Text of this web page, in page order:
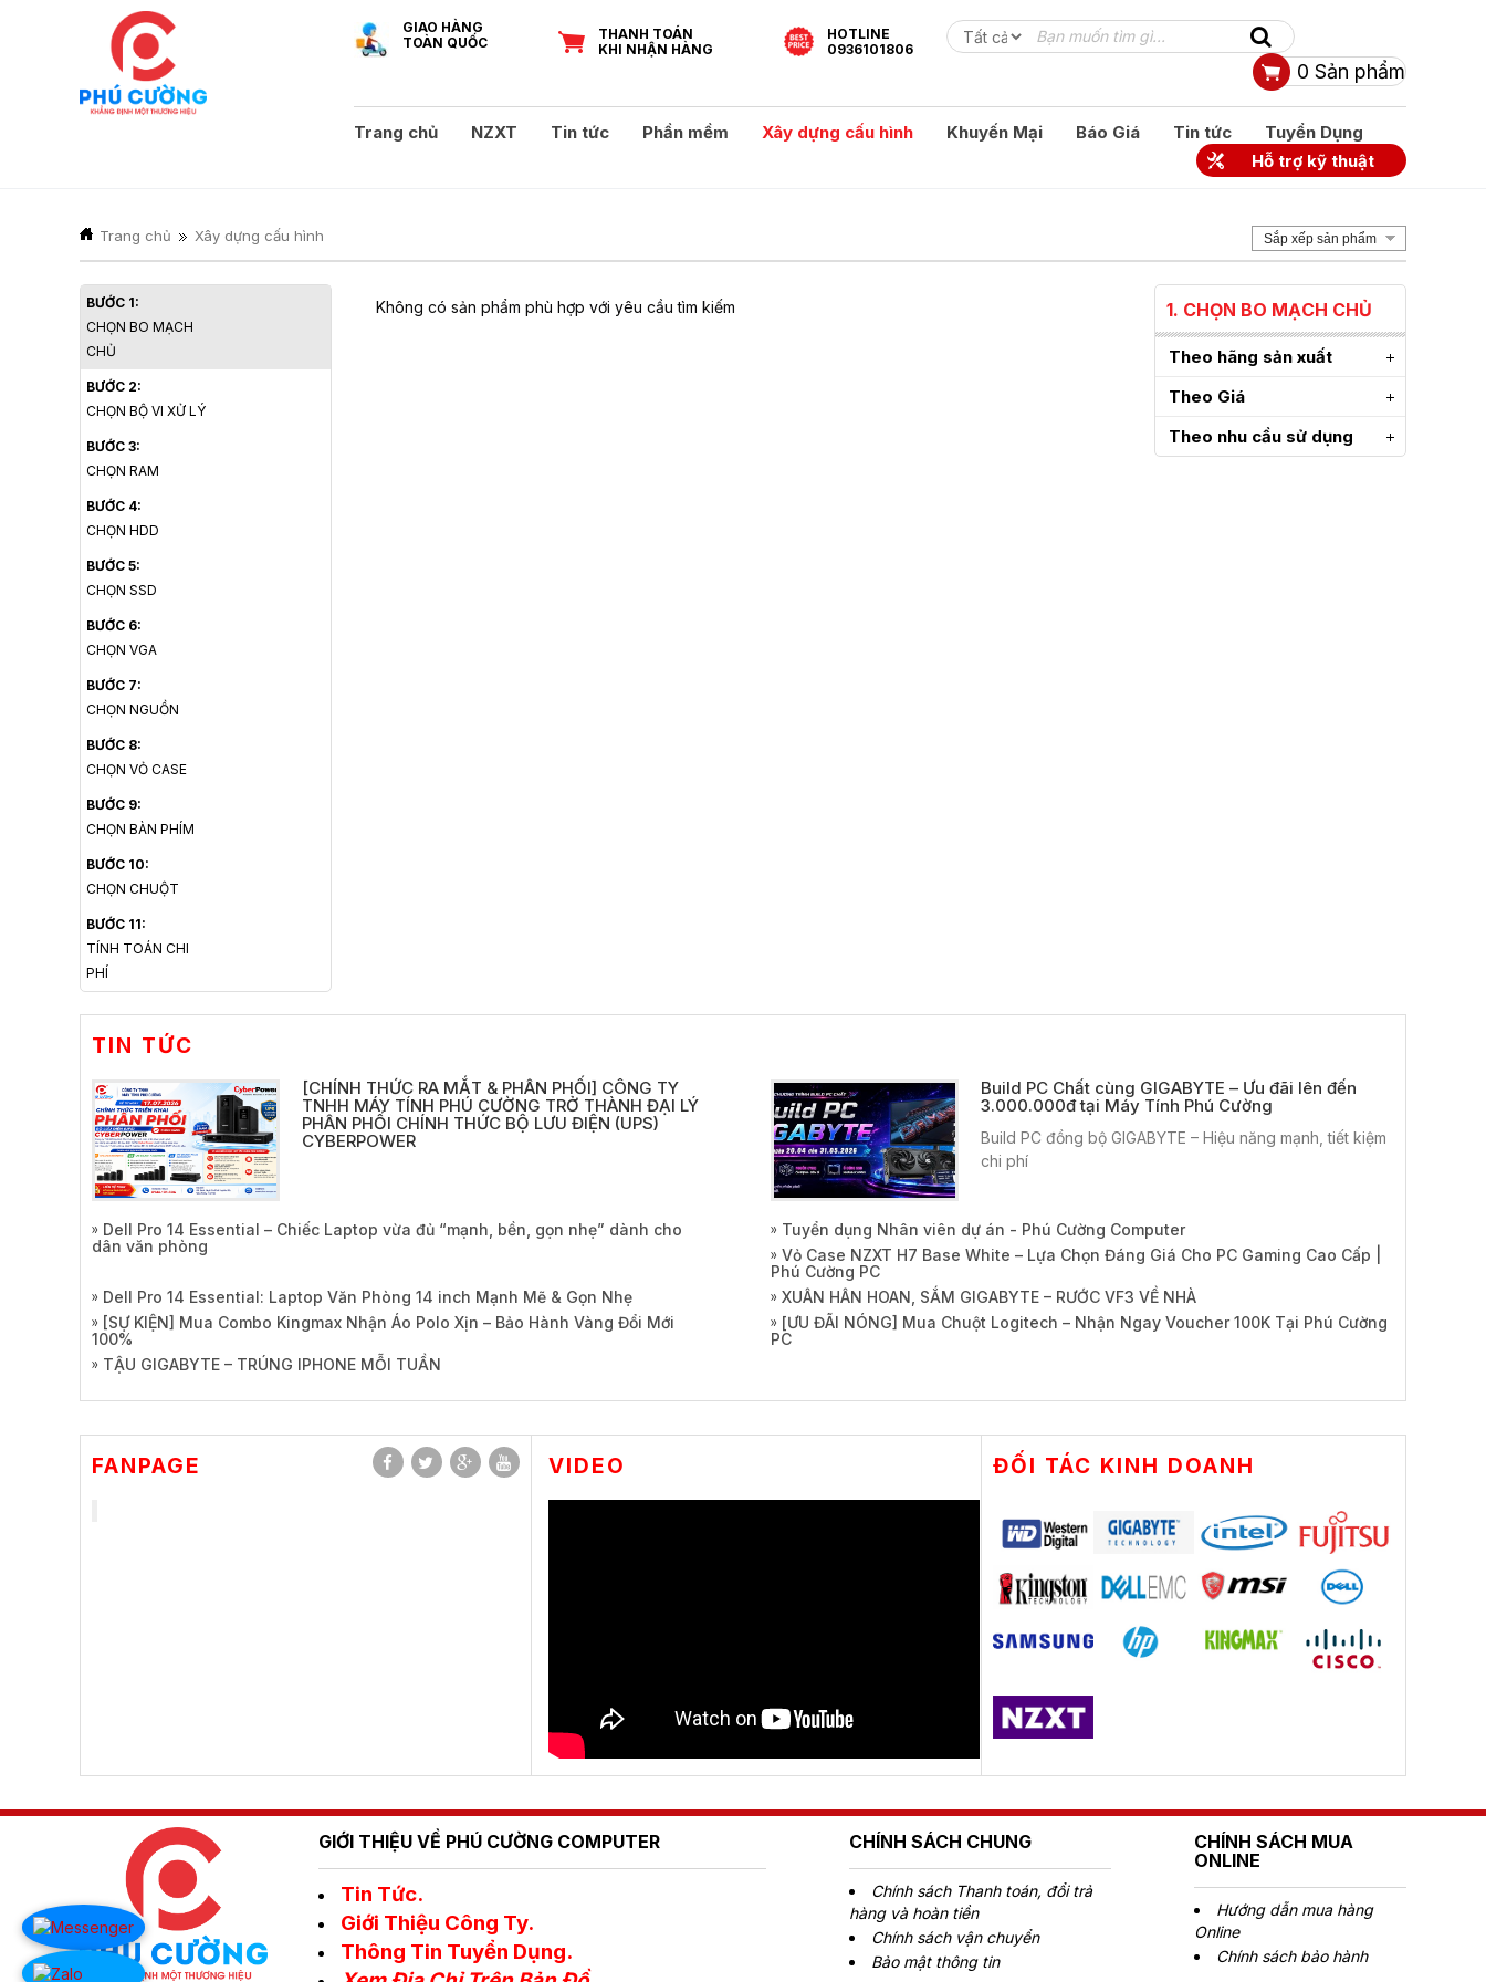
GIAO HÀNG
TOÀN QUỐC
THANH TOÁN
KHI NHẬN HÀNG
HOTLINE
0936101806
0 Sản phẩm
Trang chủ NZXT Tin tức Phần mềm Xây dựng cấu hình Khuyến Mại Báo Giá Tin tức
Tuyển Dụng
Hỗ trợ kỹ thuật
Trang chủ Xây dựng cấu hình Sắp xếp sản phẩm
BƯỚC 1:
CHỌN BO MẠCH
CHỦ
BƯỚC 2:
CHỌN BỘ VI XỬ LÝ
BƯỚC 3:
CHỌN RAM
BƯỚC 4:
CHỌN HDD
BƯỚC 5:
CHỌN SSD
BƯỚC 6:
CHỌN VGA
BƯỚC 7:
CHỌN NGUỒN
BƯỚC 8:
CHỌN VỎ CASE
BƯỚC 9:
CHỌN BÀN PHÍM
BƯỚC 10:
CHỌN CHUỘT
BƯỚC 11:
TÍNH TOÁN CHI
PHÍ
1. CHỌN BO MẠCH CHỦ
Theo hãng sản xuất
Theo Giá
Theo nhu cầu sử dụng
Không có sản phẩm phù hợp với yêu cầu tìm kiếm
TIN TỨC
[CHÍNH THỨC RA MẮT & PHÂN PHỐI] CÔNG TY
TNHH MÁY TÍNH PHÚ CƯỜNG TRỞ THÀNH ĐẠI LÝ
PHÂN PHỐI CHÍNH THỨC BỘ LƯU ĐIỆN (UPS)
CYBERPOWER
Build PC Chất cùng GIGABYTE – Ưu đãi lên đến
3.000.000đ tại Máy Tính Phú Cường
Build PC đồng bộ GIGABYTE – Hiệu năng mạnh, tiết kiệm
chi phí
Dell Pro 14 Essential – Chiếc Laptop vừa đủ “mạnh, bền, gọn nhẹ” dành cho
dân văn phòng
Tuyển dụng Nhân viên dự án - Phú Cường Computer
Vỏ Case NZXT H7 Base White – Lựa Chọn Đáng Giá Cho PC Gaming Cao Cấp |
Phú Cường PC
Dell Pro 14 Essential: Laptop Văn Phòng 14 inch Mạnh Mẽ & Gọn Nhẹ
XUÂN HÂN HOAN, SẮM GIGABYTE – RƯỚC VF3 VỀ NHÀ
[SỰ KIỆN] Mua Combo Kingmax Nhận Áo Polo Xịn – Bảo Hành Vàng Đổi Mới
100%
[ƯU ĐÃI NÓNG] Mua Chuột Logitech – Nhận Ngay Voucher 100K Tại Phú Cường
PC
TẬU GIGABYTE – TRÚNG IPHONE MỖI TUẦN
FANPAGE VIDEO ĐỐI TÁC KINH DOANH
GIỚI THIỆU VỀ PHÚ CƯỜNG COMPUTER
Tin Tức.
Giới Thiệu Công Ty.
Thông Tin Tuyển Dụng.
CHÍNH SÁCH CHUNG
Chính sách Thanh toán, đổi trả
hàng và hoàn tiền
Chính sách vận chuyển
Bảo mật thông tin
CHÍNH SÁCH MUA
ONLINE
Hướng dẫn mua hàng
Online
Chính sách bảo hành